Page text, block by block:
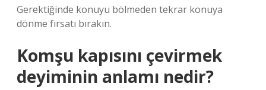
Gerektiğinde konuyu bölmeden tekrar konuya
dönme fırsatı bırakın.
Komşu kapısını çevirmek
deyiminin anlamı nedir?